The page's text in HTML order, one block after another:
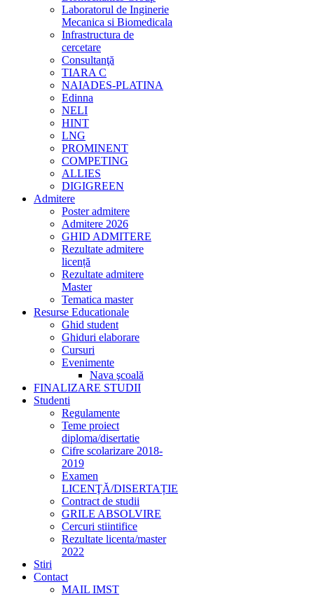
Laboratorul de Inginerie
Mecanica si Biomedicala
Infrastructura de
cercetare
Consultanţă
TIARA C
NAIADES-PLATINA
Edinna
NELI
HINT
LNG
PROMINENT
COMPETING
ALLIES
DIGIGREEN
Admitere
Poster admitere
Admitere 2026
GHID ADMITERE
Rezultate admitere
licență
Rezultate admitere
Master
Tematica master
Resurse Educationale
Ghid student
Ghiduri elaborare
Cursuri
Evenimente
Nava şcoală
FINALIZARE STUDII
Studenti
Regulamente
Teme proiect
diploma/disertatie
Cifre scolarizare 2018-
2019
Examen
LICENŢĂ/DISERTAȚIE
Contract de studii
GRILE ABSOLVIRE
Cercuri stiintifice
Rezultate licenta/master
2022
Stiri
Contact
MAIL IMST